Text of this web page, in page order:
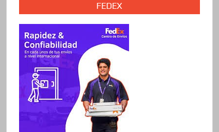
FEDEX